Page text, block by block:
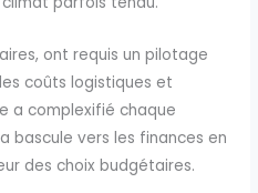
ont requis un pilotage
coûts logistiques et
a complexifié chaque
bascule vers les finances en
des choix budgétaires.